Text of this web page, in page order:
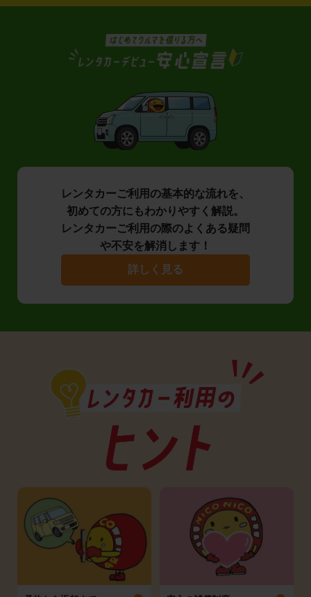
レンタカーご利用の基本的な流れを、
初めての方にもわかりやすく解説。
レンタカーご利用の際のよくある疑問
や不安を解消します！
詳しく見る